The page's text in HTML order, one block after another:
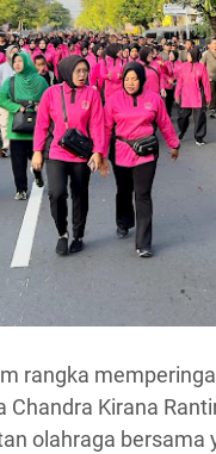
rangka
Chandra Kirana
olahraga bersama